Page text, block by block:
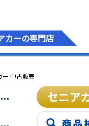
カーの専門店
ー 中古販売
セニア